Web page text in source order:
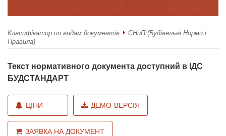
Класифікатор по видам документів
СНиП (Будівельні Норми і
Правила)
Текст нормативного документа доступний в ІДС
БУДСТАНДАРТ
ЦІНИ ДЕМО-ВЕРСІЯ
ЗАЯВКА НА ДОКУМЕНТ